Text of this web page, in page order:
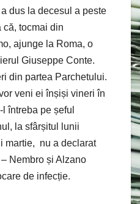
dus la decesul a peste
că, tocmai din
ajunge la Roma, o
Giuseppe Conte.
din partea Parchetului.
veni ei înșiși vineri în
întreba pe șeful
la sfârșitul lunii
martie, nu a declarat
Nembro și Alzano
de infecție.